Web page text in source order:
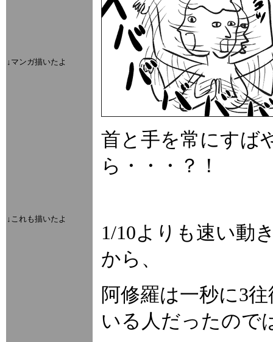
↓マンガ描いたよ
↓これも描いたよ
首と手を常にすば
ら・・・？！
1/10よりも速い動
から、
阿修羅は一秒に3
いる人だったので